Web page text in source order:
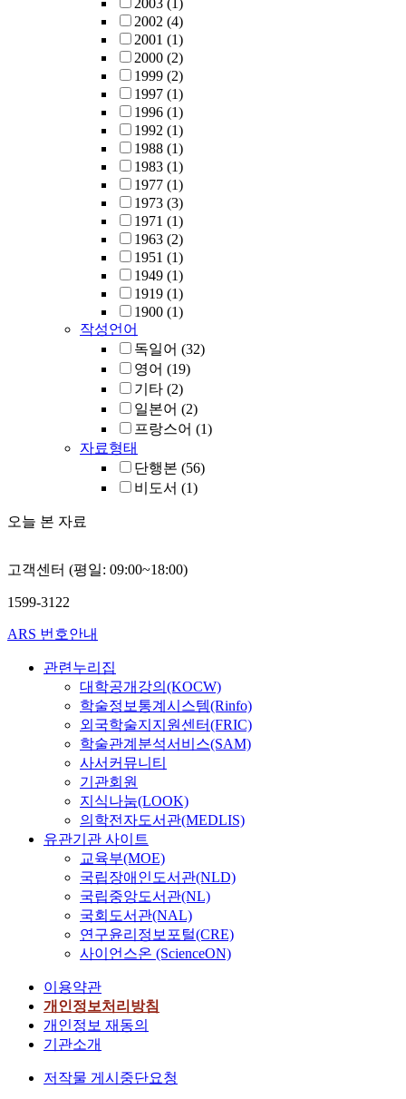
2003 (1)
2002 (4)
2001 (1)
2000 (2)
1999 (2)
1997 (1)
1996 (1)
1992 (1)
1988 (1)
1983 (1)
1977 (1)
1973 (3)
1971 (1)
1963 (2)
1951 (1)
1949 (1)
1919 (1)
1900 (1)
작성언어
독일어 (32)
영어 (19)
기타 (2)
일본어 (2)
프랑스어 (1)
자료형태
단행본 (56)
비도서 (1)
오늘 본 자료
고객센터 (평일: 09:00~18:00)
1599-3122
ARS 번호안내
관련누리집
대학공개강의(KOCW)
학술정보통계시스템(Rinfo)
외국학술지지원센터(FRIC)
학술관계분석서비스(SAM)
사서커뮤니티
기관회원
지식나눔(LOOK)
의학전자도서관(MEDLIS)
유관기관 사이트
교육부(MOE)
국립장애인도서관(NLD)
국립중앙도서관(NL)
국회도서관(NAL)
연구윤리정보포털(CRE)
사이언스온 (ScienceON)
이용약관
개인정보처리방침
개인정보 재동의
기관소개
저작물 게시중단요청